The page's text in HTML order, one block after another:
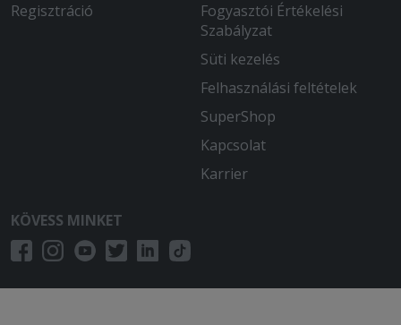
Regisztráció
Fogyasztói Értékelési
Szabályzat
Süti kezelés
Felhasználási feltételek
SuperShop
Kapcsolat
Karrier
KÖVESS MINKET